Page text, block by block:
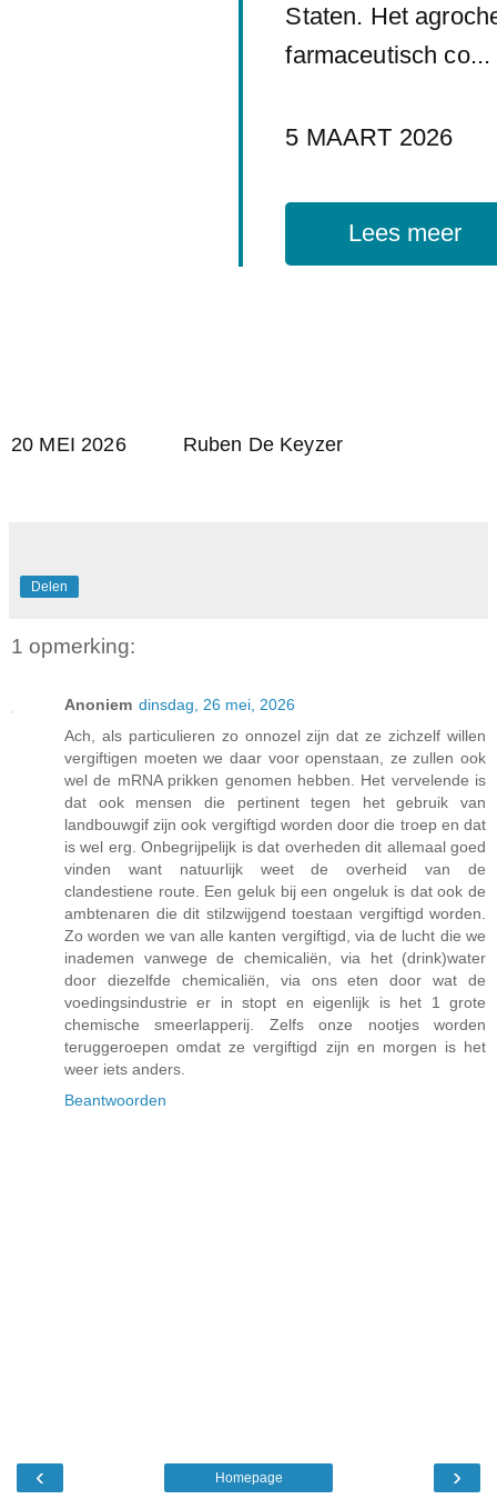
Staten. Het
farmaceutisch co...
5 MAART 2026
Lees meer
20 MEI 2026 Ruben De Keyzer
Delen
1 opmerking:
Anoniem dinsdag, 26 mei, 2026
Ach, als particulieren zo onnozel zijn dat ze zichzelf willen
vergiftigen moeten we daar voor openstaan, ze zullen ook
wel de mRNA prikken genomen hebben. Het vervelende is
dat ook mensen die pertinent tegen het gebruik van
landbouwgif zijn ook vergiftigd worden door die troep en dat
is wel erg. Onbegrijpelijk is dat overheden dit allemaal goed
vinden want natuurlijk weet de overheid van de
clandestiene route. Een geluk bij een ongeluk is dat ook de
ambtenaren die dit stilzwijgend toestaan vergiftigd worden.
Zo worden we van alle kanten vergiftigd, via de lucht die we
inademen vanwege de chemicaliën, via het (drink)water
door diezelfde chemicaliën, via ons eten door wat de
voedingsindustrie er in stopt en eigenlijk is het 1 grote
chemische smeerlapperij. Zelfs onze nootjes worden
teruggeroepen omdat ze vergiftigd zijn en morgen is het
weer iets anders.
Beantwoorden
‹ ›
Homepage